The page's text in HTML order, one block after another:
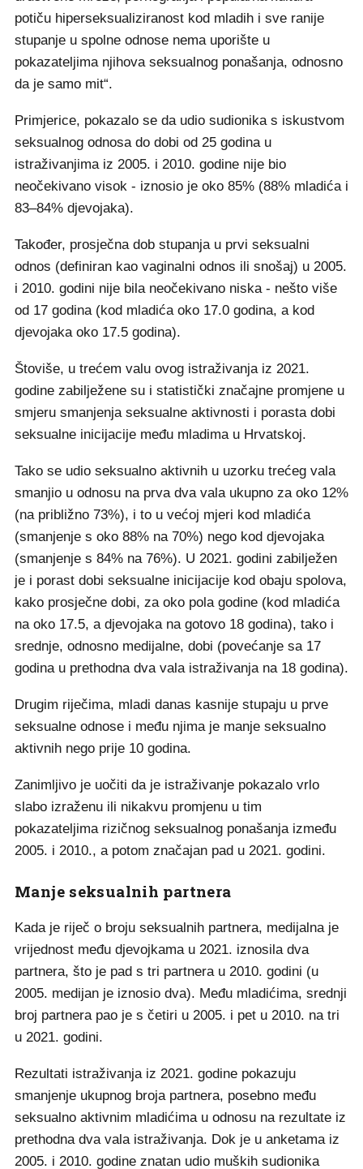
potiču hiperseksualiziranost kod mladih i sve ranije
stupanje u spolne odnose nema uporište u
pokazateljima njihova seksualnog ponašanja, odnosno
da je samo mit“.
Primjerice, pokazalo se da udio sudionika s iskustvom
seksualnog odnosa do dobi od 25 godina u
istraživanjima iz 2005. i 2010. godine nije bio
neočekivano visok - iznosio je oko 85% (88% mladića i
83–84% djevojaka).
Također, prosječna dob stupanja u prvi seksualni
odnos (definiran kao vaginalni odnos ili snošaj) u 2005.
i 2010. godini nije bila neočekivano niska - nešto više
od 17 godina (kod mladića oko 17.0 godina, a kod
djevojaka oko 17.5 godina).
Štoviše, u trećem valu ovog istraživanja iz 2021.
godine zabilježene su i statistički značajne promjene u
smjeru smanjenja seksualne aktivnosti i porasta dobi
seksualne inicijacije među mladima u Hrvatskoj.
Tako se udio seksualno aktivnih u uzorku trećeg vala
smanjio u odnosu na prva dva vala ukupno za oko 12%
(na približno 73%), i to u većoj mjeri kod mladića
(smanjenje s oko 88% na 70%) nego kod djevojaka
(smanjenje s 84% na 76%). U 2021. godini zabilježen
je i porast dobi seksualne inicijacije kod obaju spolova,
kako prosječne dobi, za oko pola godine (kod mladića
na oko 17.5, a djevojaka na gotovo 18 godina), tako i
srednje, odnosno medijalne, dobi (povećanje sa 17
godina u prethodna dva vala istraživanja na 18 godina).
Drugim riječima, mladi danas kasnije stupaju u prve
seksualne odnose i među njima je manje seksualno
aktivnih nego prije 10 godina.
Zanimljivo je uočiti da je istraživanje pokazalo vrlo
slabo izraženu ili nikakvu promjenu u tim
pokazateljima rizičnog seksualnog ponašanja između
2005. i 2010., a potom značajan pad u 2021. godini.
Manje seksualnih partnera
Kada je riječ o broju seksualnih partnera, medijalna je
vrijednost među djevojkama u 2021. iznosila dva
partnera, što je pad s tri partnera u 2010. godini (u
2005. medijan je iznosio dva). Među mladićima, srednji
broj partnera pao je s četiri u 2005. i pet u 2010. na tri
u 2021. godini.
Rezultati istraživanja iz 2021. godine pokazuju
smanjenje ukupnog broja partnera, posebno među
seksualno aktivnim mladićima u odnosu na rezultate iz
prethodna dva vala istraživanja. Dok je u anketama iz
2005. i 2010. godine znatan udio muških sudionika